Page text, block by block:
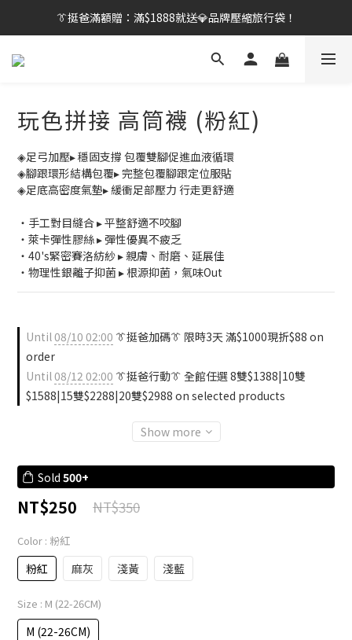
👔挺爸行動：全館襪款【最低$149起】✨立即下單！
👔挺爸滿額贈：滿$1888就送💎品牌壓縮旅行袋！
【刷卡/電子支付限定】下單送✨WARX品牌質感杯袋！
玩色拼接 高筒襪 (粉紅)
◈足弓加壓▸ 穩固支撐 包覆雙腳促進血液循環
◈腳跟環形結構包覆▸ 完整包覆腳跟定位服貼
◈足底高密度氣墊▸ 緩衝足部壓力 行走更舒適
・手工對目縫合 ▸ 平整舒適不咬腳
・萊卡彈性膠絲 ▸ 彈性優異不疲乏
・40's緊密賽洛紡紗 ▸ 親膚、耐磨、延展佳
・物理性銀離子抑菌 ▸ 根源抑菌，氣味Out
Until08/10 02:00 👔挺爸加碼👔 限時3天 滿$1000現折$88 on
order
Until08/12 02:00 👔挺爸行動👔 全館任選 8雙$1388|10雙
$1588|15雙$2288|20雙$2988 on selected products
Show more
Sold 500+
NT$250 NT$350
Color : 粉紅
粉紅 麻灰 淺黃 淺藍
Size : M (22-26CM)
M (22-26CM)